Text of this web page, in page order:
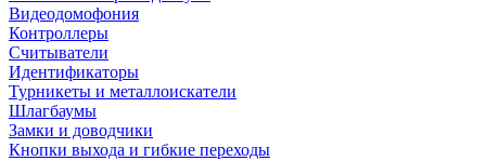
Видеодомофония
Контроллеры
Считыватели
Идентификаторы
Турникеты и металлоискатели
Шлагбаумы
Замки и доводчики
Кнопки выхода и гибкие переходы